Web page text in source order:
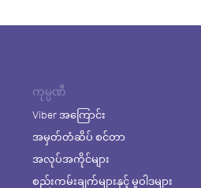
ကုမ္ပဏီ
Viber အကြောင်း
အမှတ်တံဆိပ် စင်တာ
အလုပ်အကိုင်များ
စည်းကမ်းချက်များနှင့် မူဝါဒများ